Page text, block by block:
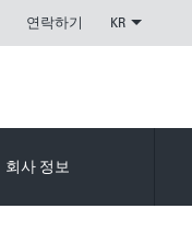
연락하기 KR
회사 정보